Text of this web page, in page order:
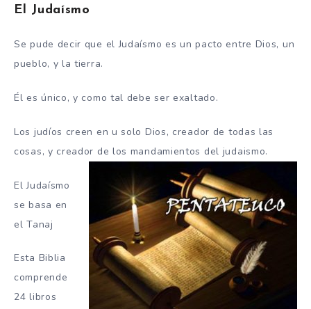
El Judaísmo
Se pude decir que el Judaísmo es un pacto entre Dios, un
pueblo, y la tierra.
Él es único, y como tal debe ser exaltado.
Los judíos creen en u solo Dios, creador de todas las
cosas, y creador de los mandamientos del judaismo.
El Judaísmo
se basa en
el Tanaj
Esta Biblia
comprende
24 libros